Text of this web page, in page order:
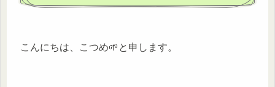
こんにちは、こつめ🌱と申します。